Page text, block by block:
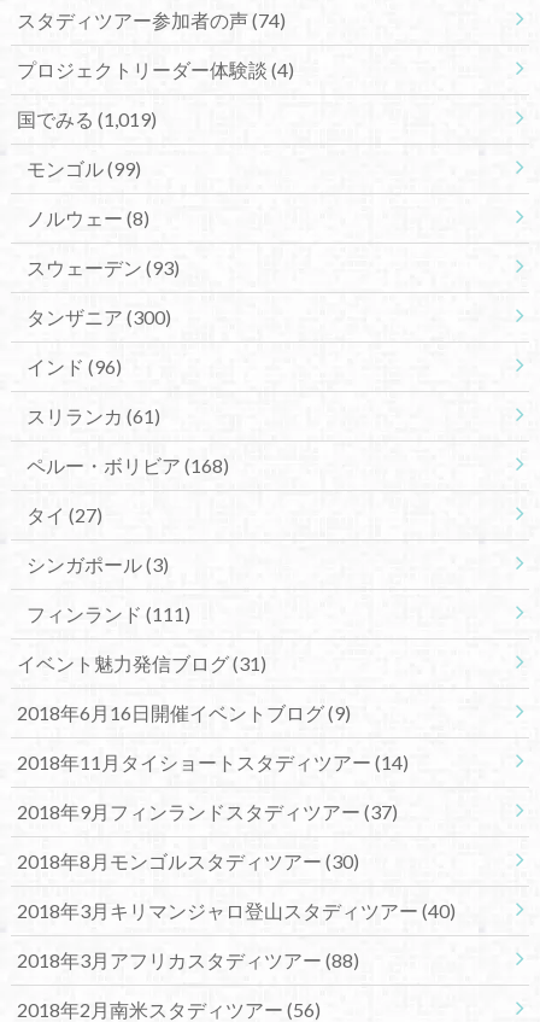
スタディツアー参加者の声(74)
プロジェクトリーダー体験談 (4)
国でみる (1,019)
モンゴル(99)
ノルウェー (8)
スウェーデン (93)
タンザニア (300)
インド (96)
スリランカ (61)
ペルー・ボリビア (168)
タイ (27)
シンガポール(3)
フィンランド (111)
イベント魅力発信ブログ(31)
2018年6月16日開催イベントブログ(9)
2018年11月タイショートスタディツアー (14)
2018年9月フィンランドスタディツアー (37)
2018年8月モンゴルスタディツアー (30)
2018年3月キリマンジャロ登山スタディツアー (40)
2018年3月アフリカスタディツアー (88)
2018年2月南米スタディツアー (56)